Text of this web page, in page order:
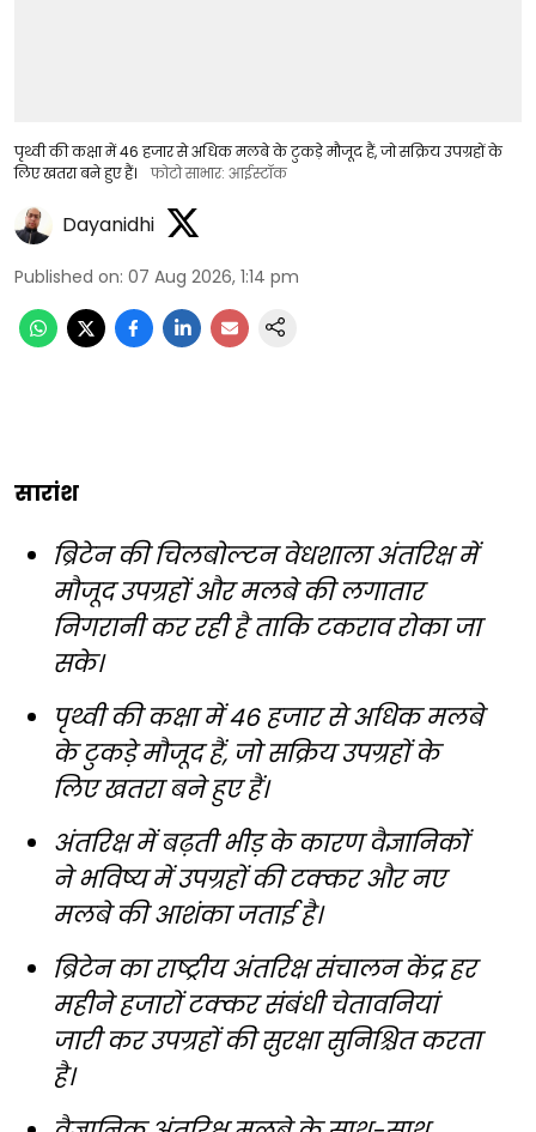
पृथ्वी की कक्षा में 46 हजार से अधिक मलबे के टुकड़े मौजूद हैं, जो सक्रिय उपग्रहों के
लिए खतरा बने हुए हैं।
फोटो साभार: आईस्टॉक
Dayanidhi
Published on: 07 Aug 2026, 1:14 pm
सारांश
ब्रिटेन की चिलबोल्टन वेधशाला अंतरिक्ष में
मौजूद उपग्रहों और मलबे की लगातार
निगरानी कर रही है ताकि टकराव रोका जा
सके।
पृथ्वी की कक्षा में 46 हजार से अधिक मलबे
के टुकड़े मौजूद हैं, जो सक्रिय उपग्रहों के
लिए खतरा बने हुए हैं।
अंतरिक्ष में बढ़ती भीड़ के कारण वैज्ञानिकों
ने भविष्य में उपग्रहों की टक्कर और नए
मलबे की आशंका जताई है।
ब्रिटेन का राष्ट्रीय अंतरिक्ष संचालन केंद्र हर
महीने हजारों टक्कर संबंधी चेतावनियां
जारी कर उपग्रहों की सुरक्षा सुनिश्चित करता
है।